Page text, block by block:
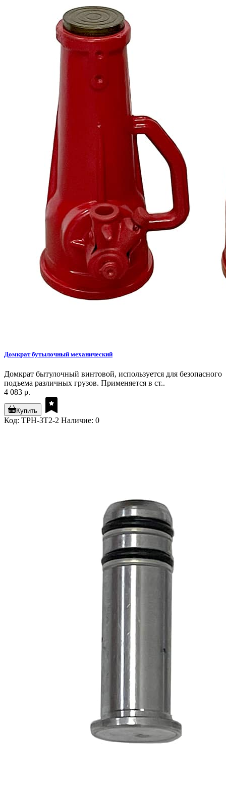
Домкрат бутылочный механический
Домкрат бытулочный винтовой, используется для безопасного
подъема различных грузов. Применяется в ст..
4 083 р.
Купить
Код: TPH-3T2-2 Наличие: 0